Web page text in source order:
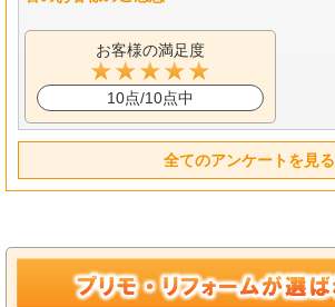
お客様の満足度
10点/10点中
全てのアンケートを見る